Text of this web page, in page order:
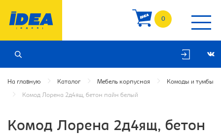
0
На главную Каталог Мебель корпусная Комоды и тумбы
Комод Лорена 2д4ящ, бетон пайн белый
Комод Лорена 2д4ящ, бетон